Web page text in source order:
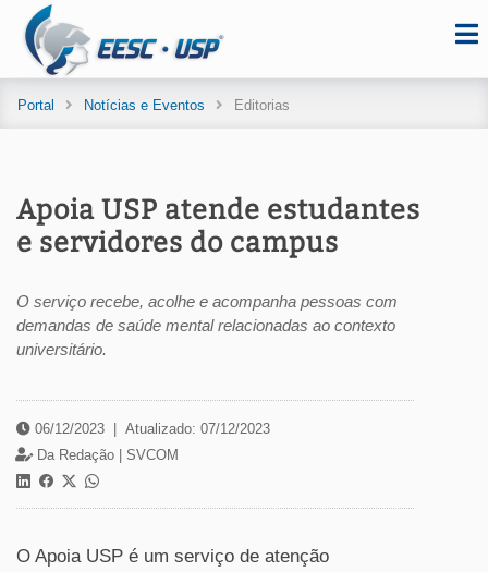
Portal Notícias e Eventos Editorias
Apoia USP atende estudantes
e servidores do campus
O serviço recebe, acolhe e acompanha pessoas com
demandas de saúde mental relacionadas ao contexto
universitário.
06/12/2023
Atualizado: 07/12/2023
Da Redação | SVCOM
O Apoia USP é um serviço de atenção